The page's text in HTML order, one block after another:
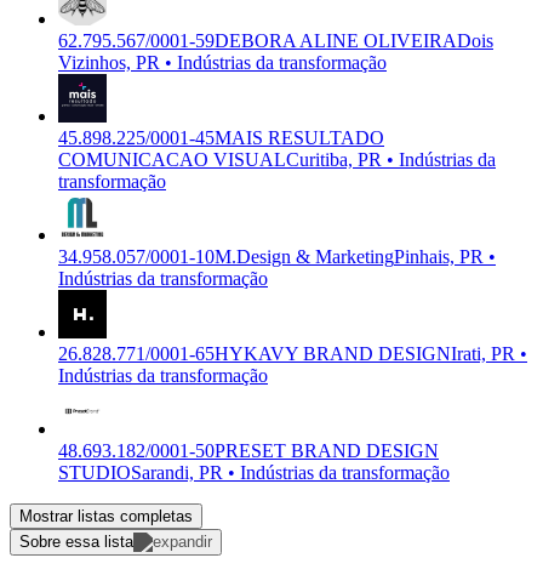
62.795.567/0001-59DEBORA ALINE OLIVEIRADois
Vizinhos, PR • Indústrias da transformação
45.898.225/0001-45MAIS RESULTADO
COMUNICACAO VISUALCuritiba, PR • Indústrias da
transformação
34.958.057/0001-10M.Design & MarketingPinhais, PR •
Indústrias da transformação
26.828.771/0001-65HYKAVY BRAND DESIGNIrati, PR •
Indústrias da transformação
48.693.182/0001-50PRESET BRAND DESIGN
STUDIOSarandi, PR • Indústrias da transformação
Mostrar listas completas
Sobre essa lista